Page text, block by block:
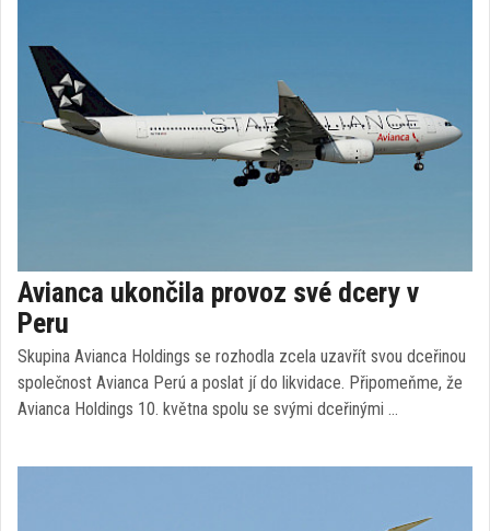
Avianca ukončila provoz své dcery v
Peru
Skupina Avianca Holdings se rozhodla zcela uzavřít svou dceřinou
společnost Avianca Perú a poslat jí do likvidace. Připomeňme, že
Avianca Holdings 10. května spolu se svými dceřinými …